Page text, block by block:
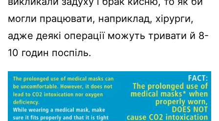
могли працювати, наприклад, хірурги,
адже деякі операції можуть тривати й 8-
10 годин поспіль.